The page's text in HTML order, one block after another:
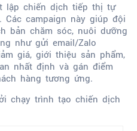
lập chiến dịch tiếp thị tự
Các campaign này giúp đội
bản chăm sóc, nuôi dưỡng
như gửi email/Zalo
giá, giới thiệu sản phẩm,
nhất định và gán điểm
hàng tương ứng.
chạy trình tạo chiến dịch